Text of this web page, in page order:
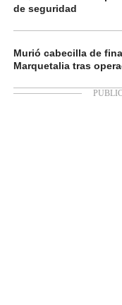
de seguridad
Murió cabecilla de
Marquetalia tras